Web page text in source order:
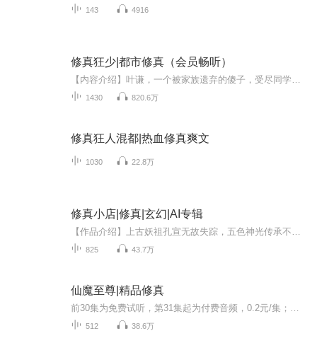
143 4916
修真狂少|都市修真（会员畅听）
1430 820.6万
修真狂人混都|热血修真爽文
1030 22.8万
修真小店|修真|玄幻|AI专辑
825 43.7万
仙魔至尊|精品修真
512 38.6万